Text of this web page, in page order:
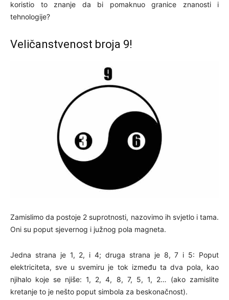
koristio to znanje da bi pomaknuo granice znanosti i
tehnologije?
Veličanstvenost broja 9!
Zamislimo da postoje 2 suprotnosti, nazovimo ih svjetlo i tama.
Oni su poput sjevernog i južnog pola magneta.
Jedna strana je 1, 2, i 4; druga strana je 8, 7 i 5: Poput
elektriciteta, sve u svemiru je tok između ta dva pola, kao
njihalo koje se njiše: 1, 2, 4, 8, 7, 5, 1, 2… (ako zamislite
kretanje to je nešto poput simbola za beskonačnost).